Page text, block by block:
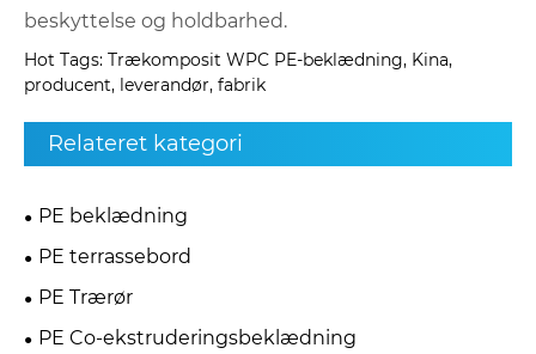
beskyttelse og holdbarhed.
Hot Tags: Trækomposit WPC PE-beklædning, Kina,
producent, leverandør, fabrik
Relateret kategori
PE beklædning
PE terrassebord
PE Trærør
PE Co-ekstruderingsbeklædning